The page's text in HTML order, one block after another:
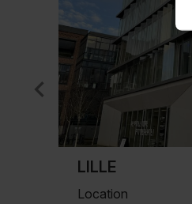
SECLIN
Location